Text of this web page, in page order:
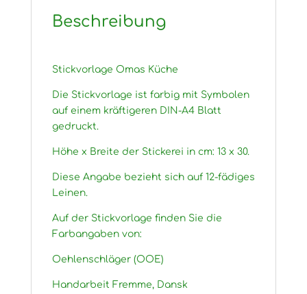
Beschreibung
Stickvorlage Omas Küche
Die Stickvorlage ist farbig mit Symbolen
auf einem kräftigeren DIN-A4 Blatt
gedruckt.
Höhe x Breite der Stickerei in cm: 13 x 30.
Diese Angabe bezieht sich auf 12-fädiges
Leinen.
Auf der Stickvorlage finden Sie die
Farbangaben von:
Oehlenschläger (OOE)
Handarbeit Fremme, Dansk